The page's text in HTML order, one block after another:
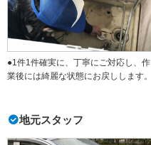
●1件1件確実に、丁寧にご対応し、作
業後には綺麗な状態にお戻しします。
地元スタッフ